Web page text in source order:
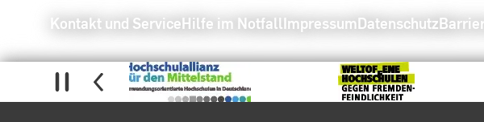
Kontakt und ServiceHilfe im NotfallImpressumDatenschutz